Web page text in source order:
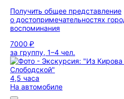
Получить общее представление
о достопримечательностях
воспоминания
7000 ₽
за группу, 1–4 чел.
4,5 часа
На автомобиле